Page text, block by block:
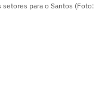
para o Santos (Foto: